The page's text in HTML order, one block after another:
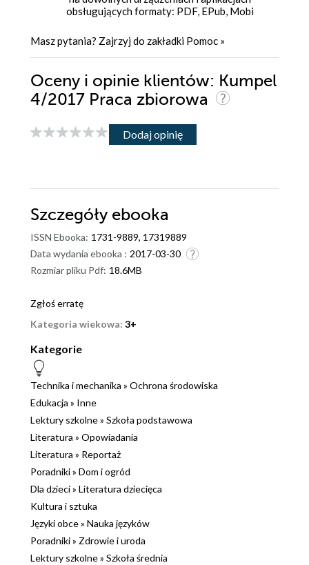
obsługujących formaty: PDF, EPub, Mobi
Masz pytania? Zajrzyj do zakładki Pomoc »
Oceny i opinie klientów: Kumpel
4/2017 Praca zbiorowa
Dodaj opinię
Szczegóły ebooka
ISSN Ebooka: 1731-9889, 17319889
Data wydania ebooka : 2017-03-30
Rozmiar pliku Pdf: 18.6MB
Zgłoś erratę
Kategoria wiekowa: 3+
Kategorie
Technika i mechanika » Ochrona środowiska
Edukacja » Inne
Lektury szkolne» Szkoła podstawowa
Literatura » Opowiadania
Literatura » Reportaż
Poradniki» Dom i ogród
Dla dzieci» Literatura dziecięca
Kultura i sztuka
Języki obce» Nauka języków
Poradniki» Zdrowie i uroda
Lektury szkolne» Szkoła średnia